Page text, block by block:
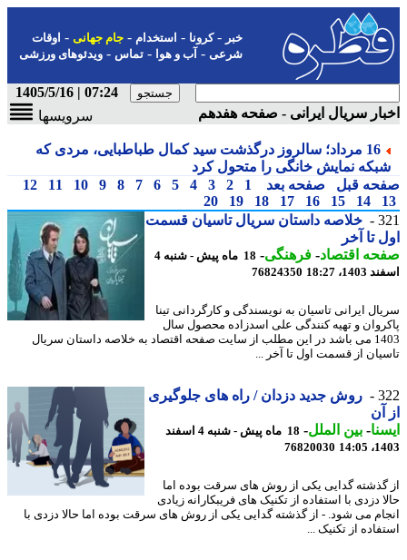
-کرونا-استخدام- جام جهانی-اوقات
شرعی-آب و هوا-تماس-ویدئوهای ورزشی
07:24 | 1405/5/16
سریال ایرانی - صفحه هفدهم
سرویسها
16 مرداد؛ سالروز درگذشت سید کمال طباطبایی، مردی که
نمایش خانگی را متحول کرد
قبل صفحه بعد 1
2
3
4
5
6
7
8
9
10
11
12
14
15
16
17
18
19
20
خلاصه داستان سریال تاسیان قسمت
تا آخر
اقتصاد-فرهنگی-
18 ماه پیش - شنبه 4
18:27
76824350
ایرانی تاسیان به نویسندگی و کارگردانی تینا
و تهیه کنندگی علی اسدزاده محصول سال
1403 می باشد در این مطلب از سایت صفحه اقتصاد به خلاصه داستان سریال
از قسمت اول تا آخر ...
روش جدید دزدان / راه های جلوگیری
-بین الملل-
18 ماه پیش - شنبه 4 اسفند
76820030
گدایی یکی از روش های سرقت بوده اما
دزدی با استفاده از تکنیک های فریبکارانه زیادی
می شود. - از گذشته گدایی یکی از روش های سرقت بوده اما حالا دزدی با
از تکنیک ...